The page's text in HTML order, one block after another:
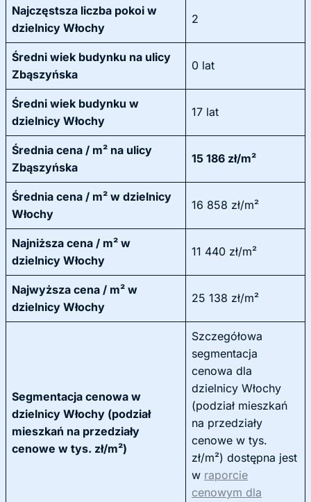
Najczęstsza liczba pokoi w
dzielnicy Włochy
2
Średni wiek budynku na ulicy
Zbąszyńska
0 lat
Średni wiek budynku w
dzielnicy Włochy
17 lat
Średnia cena / m² na ulicy
Zbąszyńska
15 186 zł/m²
Średnia cena / m² w dzielnicy
Włochy
16 858 zł/m²
Najniższa cena / m² w
dzielnicy Włochy
11 440 zł/m²
Najwyższa cena / m² w
dzielnicy Włochy
25 138 zł/m²
Segmentacja cenowa w
dzielnicy Włochy (podział
mieszkań na przedziały
cenowe w tys. zł/m²)
Szczegółowa
segmentacja
cenowa dla
dzielnicy Włochy
(podział mieszkań
na przedziały
cenowe w tys.
zł/m²) dostępna jest
w raporcie
cenowym dla